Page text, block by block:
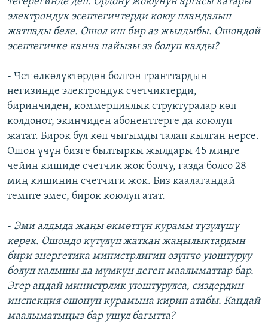
электрондук эсептегичтерди коюу пландалып
жатпады беле. Ошол иш бир аз жылдыбы. Ошондой
эсептегичке канча пайызы ээ болуп калды?
- Чет өлкөлүктөрдөн болгон гранттардын
негизинде электрондук счетчиктерди,
биринчиден, коммерциялык структуралар көп
колдонот, экинчиден абоненттерге да коюлуп
жатат. Бирок бул көп чыгымды талап кылган нерсе.
Ошон үчүн бизге былтыркы жылдары 45 миңге
чейин кишиде счетчик жок болчу, газда болсо 28
миң кишинин счетчиги жок. Биз каалагандай
темпте эмес, бирок коюлуп атат.
- Эми алдыда жаңы өкмөттүн курамы түзүлүшү
керек. Ошондо күтүлүп жаткан жаңылыктардын
бири энергетика министрлигин өзүнчө уюштуруу
болуп калышы да мүмкүн деген маалыматтар бар.
Эгер андай министрлик уюштурулса, сиздердин
инспекция ошонун курамына кирип атабы. Кандай
маалыматыңыз бар ушул багытта?